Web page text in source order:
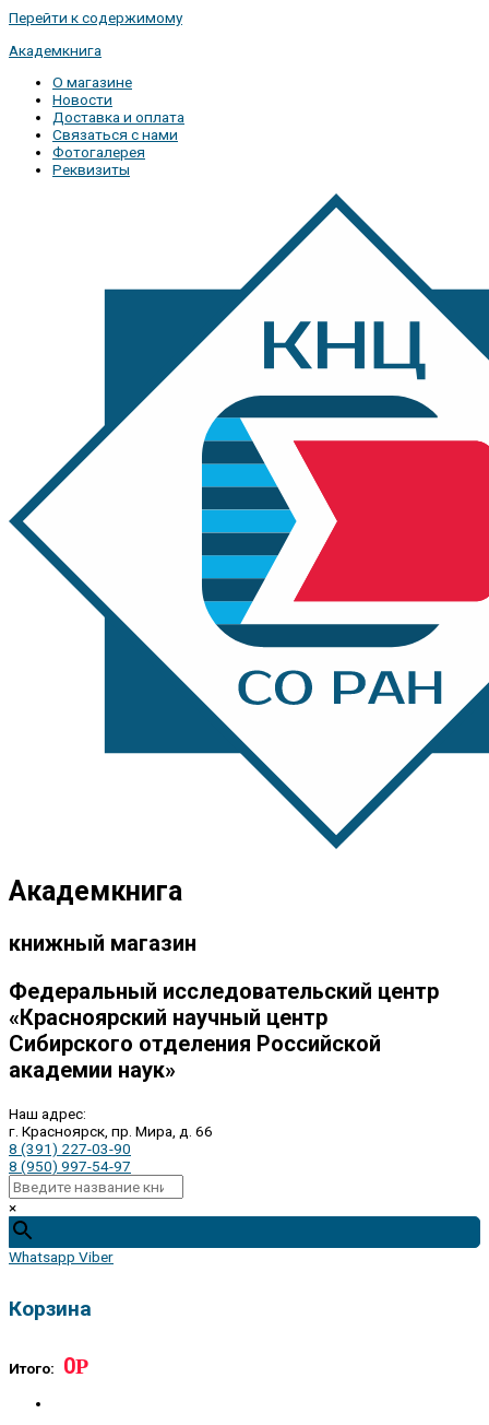
Перейти к содержимому
Академкнига
О магазине
Новости
Доставка и оплата
Связаться с нами
Фотогалерея
Реквизиты
Академкнига
книжный магазин
Федеральный исследовательский центр
«Красноярский научный центр
Сибирского отделения Российской
академии наук»
Наш адрес:
г. Красноярск, пр. Мира, д. 66
8 (391) 227-03-90
8 (950) 997-54-97
×
Whatsapp Viber
Корзина
Итого: 0Р